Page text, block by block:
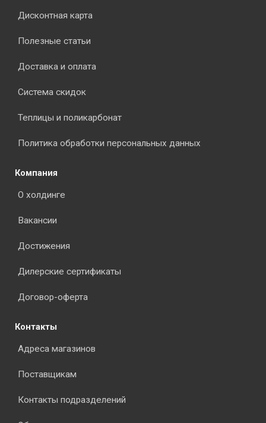
Дисконтная карта
Полезные статьи
Доставка и оплата
Система скидок
Теплицы и поликарбонат
Политика обработки персональных данных
Компания
О холдинге
Вакансии
Достижения
Дилерские сертификаты
Договор-оферта
Контакты
Адреса магазинов
Поставщикам
Контакты подразделений